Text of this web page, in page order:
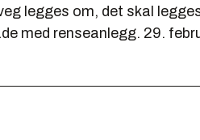
legges om, det skal
med renseanlegg. 29.